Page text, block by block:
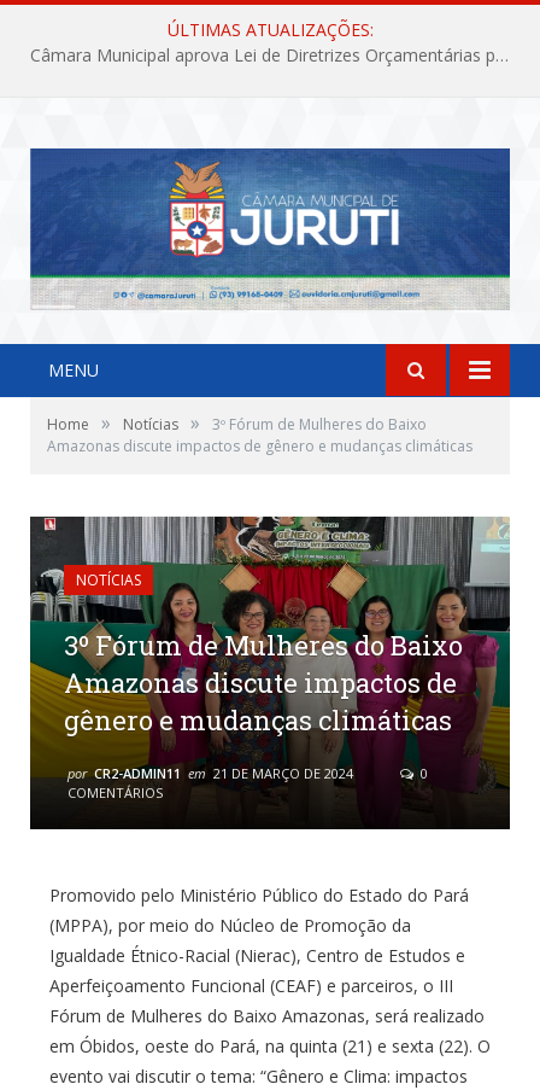
ÚLTIMAS ATUALIZAÇÕES:
Câmara Municipal aprova Lei de Diretrizes Orçamentárias para o exercício financeiro de 2027
MENU
Home » Notícias »
3º Fórum de Mulheres do Baixo
Amazonas discute impactos de gênero e mudanças climáticas
NOTÍCIAS
3º Fórum de Mulheres do Baixo
Amazonas discute impactos de
gênero e mudanças climáticas
por CR2-ADMIN11 em 21 DE MARÇO DE 2024
0
COMENTÁRIOS
Promovido pelo Ministério Público do Estado do Pará
(MPPA), por meio do Núcleo de Promoção da
Igualdade Étnico-Racial (Nierac), Centro de Estudos e
Aperfeiçoamento Funcional (CEAF) e parceiros, o III
Fórum de Mulheres do Baixo Amazonas, será realizado
em Óbidos, oeste do Pará, na quinta (21) e sexta (22). O
evento vai discutir o tema: “Gênero e Clima: impactos